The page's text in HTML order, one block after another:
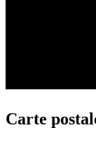
Carte